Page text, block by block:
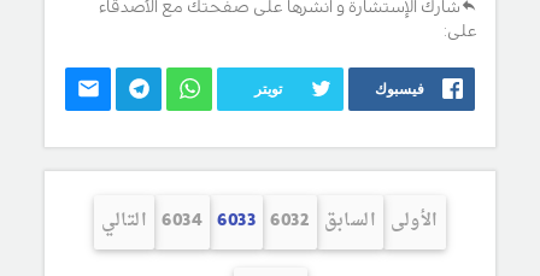
شارك الإستشارة و انشرها على صفحتك مع الأصدقاء
على:
فيسبوك تويتر
الأولى السابق 6032
6033
6034 التالي